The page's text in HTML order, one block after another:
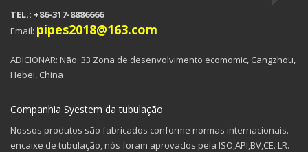
TEL.: +86-317-8886666
Email: pipes2018@163.com
ADICIONAR: Não. 33 Zona de desenvolvimento ecomomic, Cangzhou,
Hebei, China
Companhia Syestem da tubulação
Nossos produtos são fabricados conforme normas internacionais.
encaixe de tubulação, nós foram aprovados pela ISO,API,BV,CE. LR.